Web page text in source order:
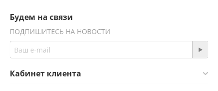
Будем на связи
ПОДПИШИТЕСЬ НА НОВОСТИ
Кабинет клиента